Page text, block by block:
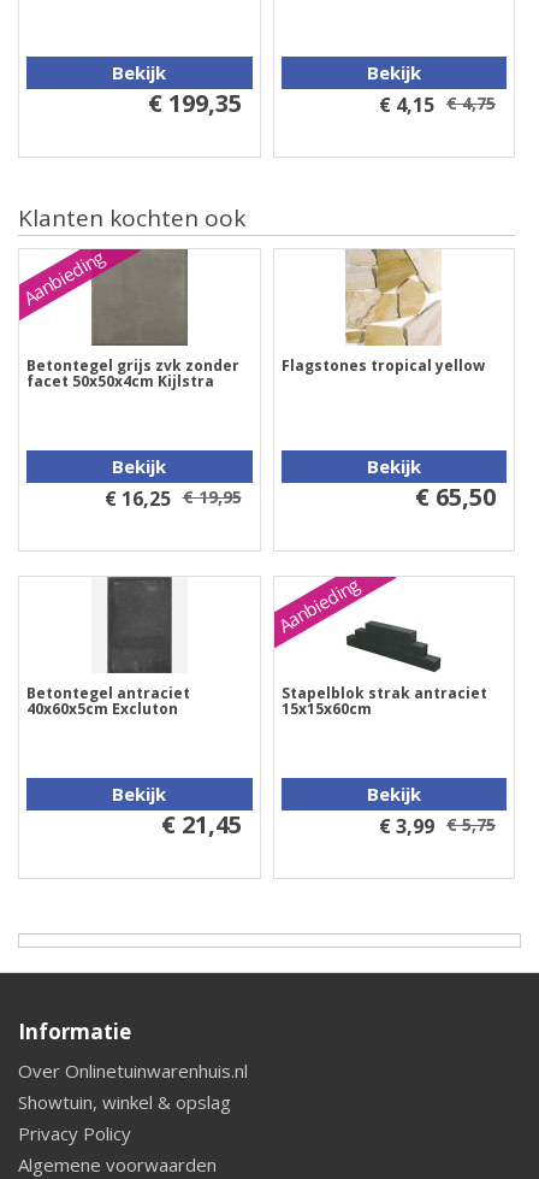
Bekijk
€ 199,35
Bekijk
€ 4,15 € 4,75
Klanten kochten ook
Aanbieding
Betontegel grijs zvk zonder
facet 50x50x4cm Kijlstra
Bekijk
€ 16,25 € 19,95
Flagstones tropical yellow
Bekijk
€ 65,50
Betontegel antraciet
40x60x5cm Excluton
Bekijk
€ 21,45
Aanbieding
Stapelblok strak antraciet
15x15x60cm
Bekijk
€ 3,99 € 5,75
Informatie
Over Onlinetuinwarenhuis.nl
Showtuin, winkel & opslag
Privacy Policy
Algemene voorwaarden